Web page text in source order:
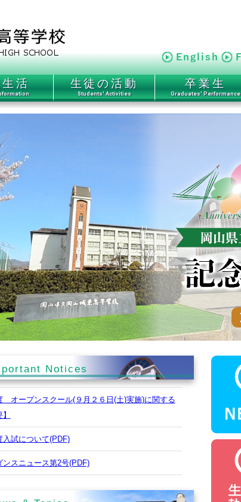
活 生徒の活動
Students' Activities
卒業生
Graduates' Performance
Notices
オープンスクール(９月２６日(土)実施)に関する
入試について(PDF)
ンスニュース第2号(PDF)